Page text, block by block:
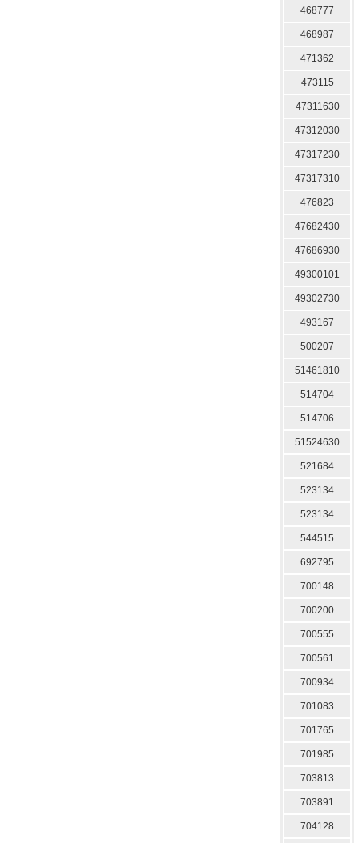
468777
468987
471362
473115
47311630
47312030
47317230
47317310
476823
47682430
47686930
49300101
49302730
493167
500207
51461810
514704
514706
51524630
521684
523134
523134
544515
692795
700148
700200
700555
700561
700934
701083
701765
701985
703813
703891
704128